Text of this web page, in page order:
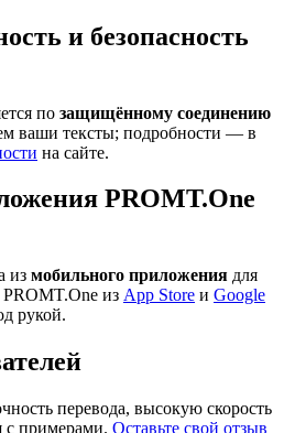
и безопасность
по защищённому соединению
ваши тексты; подробности — в
на сайте.
PROMT.One
из мобильного приложения для
из App Store и Google
рукой.
перевода, высокую скорость
с примерами. Оставьте свой отзыв